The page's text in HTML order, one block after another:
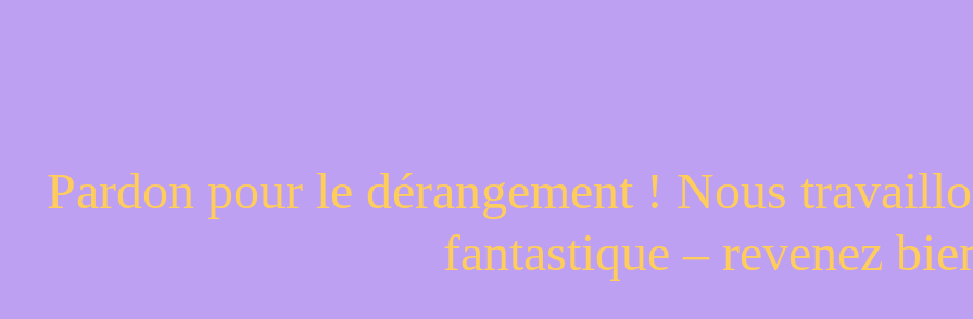
Pardon pour le dérangement ! Nous
fantastique – revenez